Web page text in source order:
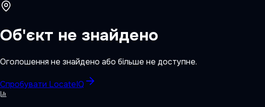
Об'єкт не знайдено
Оголошення не знайдено або більше не доступне.
Спробувати LocateIQ